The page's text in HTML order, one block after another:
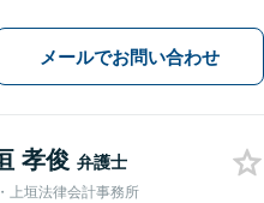
。また、問題となっている背景事
も気を配り、根本的な解決を目指
メールでお問い合わせ
孝俊 弁護士
上垣法律会計事務所